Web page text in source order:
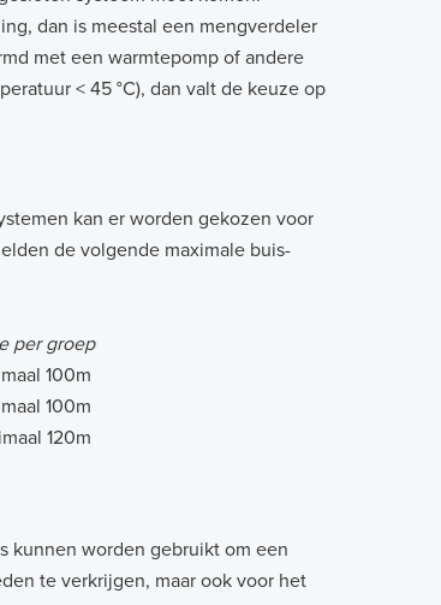
dan is meestal een mengverdeler
met een warmtepomp of andere
< 45 °C), dan valt de keuze op
kan er worden gekozen voor
de volgende maximale buis-
per groep
100m
100m
120m
kunnen worden gebruikt om een
te verkrijgen, maar ook voor het